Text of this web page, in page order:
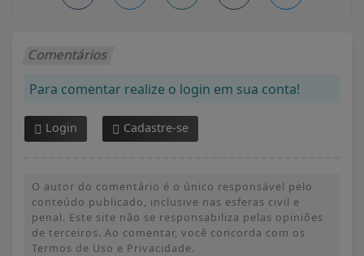
Comentários
Para comentar realize o login em sua conta!
Login Cadastre-se
O autor do comentário é o único responsável pelo
conteúdo publicado, inclusive nas esferas civil e
penal. Este site não se responsabiliza pelas opiniões
de terceiros. Ao comentar, você concorda com os
Termos de Uso e Privacidade.